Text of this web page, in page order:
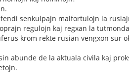
senkulpajn malfortulojn la
regulojn kaj regxan la
krom rekte rusian vengxon sur
abunde de la aktuala civila kaj